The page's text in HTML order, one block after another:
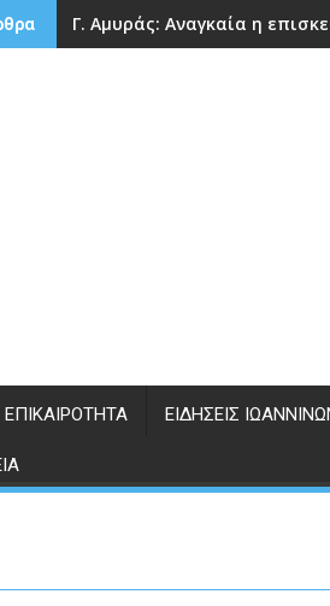
Γ. Αμυράς: Αναγκαία η
ΕΠΙΚΑΙΡΌΤΗΤΑ ΕΙΔΉΣΕΙΣ